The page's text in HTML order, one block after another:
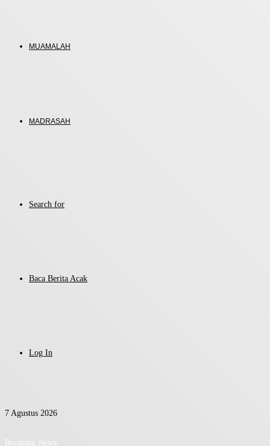
MUAMALAH
MADRASAH
Search for
Baca Berita Acak
Log In
7 Agustus 2026
Breaking News